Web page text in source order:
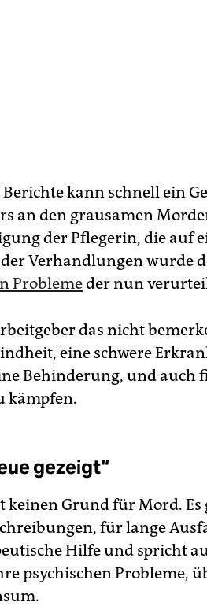
kann schnell ein
an den grausamen
der Pflegerin, die auf
Verhandlungen wurde
Problemeder nun
das nicht
eine schwere
Behinderung, und auch
kämpfen.
gezeigt“
keinen Grund für Mord.
für lange
Hilfe und spricht
psychischen Probleme,